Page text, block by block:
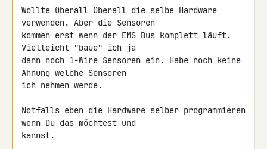
Wollte überall überall die selbe Hardware
verwenden. Aber die Sensoren
kommen erst wenn der EMS Bus komplett läuft.
Vielleicht "baue" ich ja
dann noch 1-Wire Sensoren ein. Habe noch keine
Ahnung welche Sensoren
ich nehmen werde.
Notfalls eben die Hardware selber programmieren
wenn Du das möchtest und
kannst.